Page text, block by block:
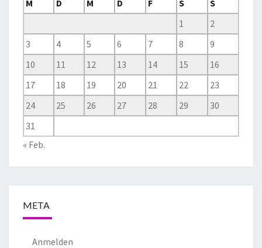
M
D M D F S
S
1
2
3
4 5 6 7 8
9
10
11 12 13 14 15
16
17
18 19 20 21 22
23
24
25 26 27 28 29
30
31
« Feb.
META
Anmelden